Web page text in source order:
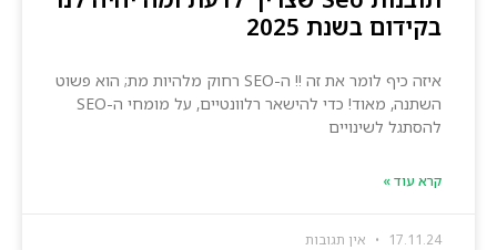
בקידום בשנת 2025
איזה כיף לומר את זה !! ה-SEO רחוק מלהיות מת; הוא פשוט
השתנה, מאוד! כדי להישאר רלוונטיים, על מומחי ה-SEO
להסתגל לשינויים
קרא עוד »
17.11.24 אין תגובות